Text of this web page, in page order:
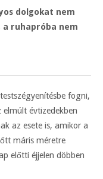
dolgokat nem
a ruhapróba nem
fogni,
elmúlt évtizedekben
az esete is, amikor a
máris méretre
előtti éjjelen döbben